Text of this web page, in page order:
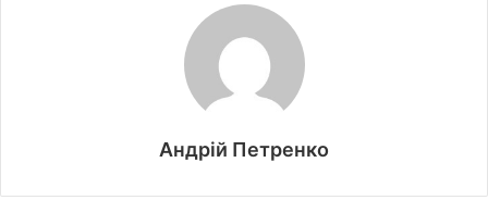
Андрій Петренко